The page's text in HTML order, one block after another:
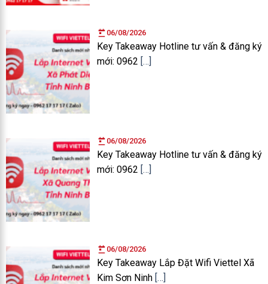
06/08/2026
Key Takeaway Hotline tư vấn & đăng ký
mới: 0962 […]
06/08/2026
Key Takeaway Hotline tư vấn & đăng ký
mới: 0962 […]
06/08/2026
Key Takeaway Lắp Đặt Wifi Viettel Xã
Kim Sơn Ninh […]